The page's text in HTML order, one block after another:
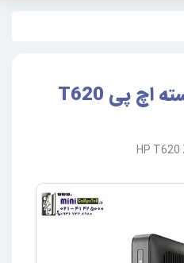
زیروکلاینت دو هسته اچ پی T620
HP T620